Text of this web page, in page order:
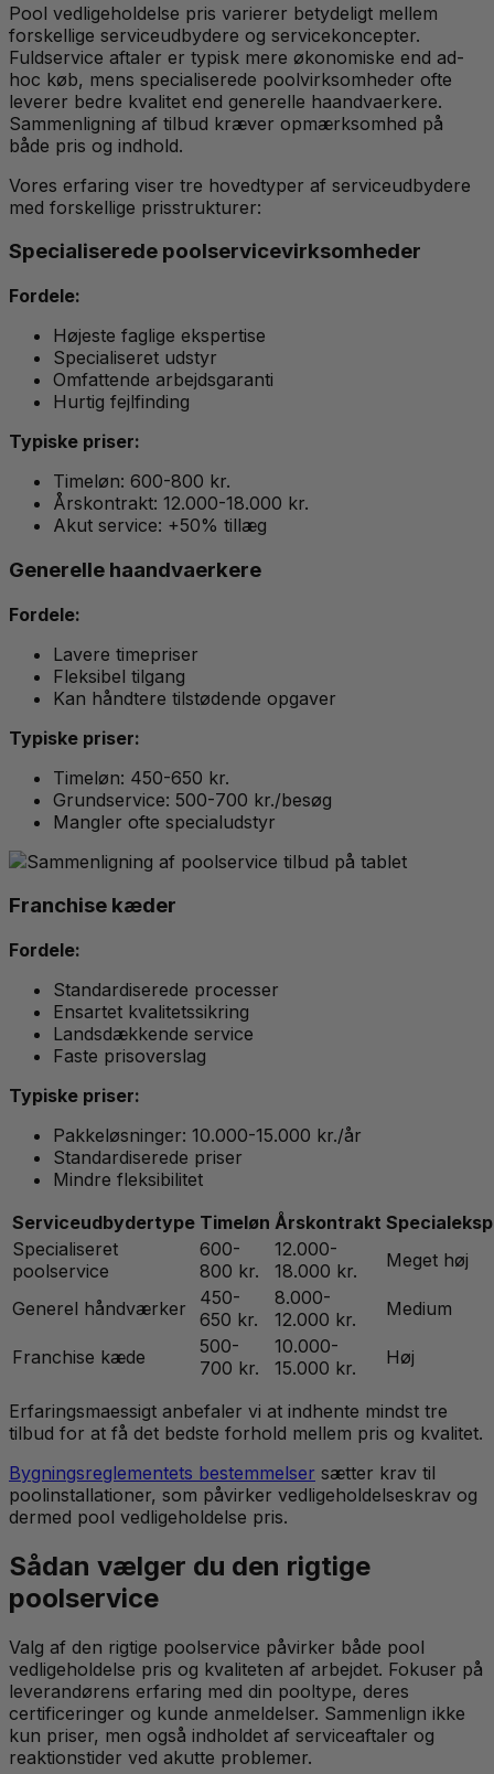
Pool vedligeholdelse pris varierer betydeligt mellem
forskellige serviceudbydere og servicekoncepter.
Fuldservice aftaler er typisk mere økonomiske end ad-
hoc køb, mens specialiserede poolvirksomheder ofte
leverer bedre kvalitet end generelle haandvaerkere.
Sammenligning af tilbud kræver opmærksomhed på
både pris og indhold.
Vores erfaring viser tre hovedtyper af serviceudbydere
med forskellige prisstrukturer:
Specialiserede poolservicevirksomheder
Fordele:
Højeste faglige ekspertise
Specialiseret udstyr
Omfattende arbejdsgaranti
Hurtig fejlfinding
Typiske priser:
Timeløn: 600-800 kr.
Årskontrakt: 12.000-18.000 kr.
Akut service: +50% tillæg
Generelle haandvaerkere
Fordele:
Lavere timepriser
Fleksibel tilgang
Kan håndtere tilstødende opgaver
Typiske priser:
Timeløn: 450-650 kr.
Grundservice: 500-700 kr./besøg
Mangler ofte specialudstyr
Franchise kæder
Fordele:
Standardiserede processer
Ensartet kvalitetssikring
Landsdækkende service
Faste prisoverslag
Typiske priser:
Pakkeløsninger: 10.000-15.000 kr./år
Standardiserede priser
Mindre fleksibilitet
Serviceudbydertype Timeløn Årskontrakt
Specialiseret
poolservice
600-
800 kr.
12.000-
18.000 kr.
Meget høj
Generel håndværker
450-
650 kr.
8.000-
12.000 kr.
Medium
Franchise kæde
500-
700 kr.
10.000-
15.000 kr.
Høj
Erfaringsmaessigt anbefaler vi at indhente mindst tre
tilbud for at få det bedste forhold mellem pris og kvalitet.
Bygningsreglementets bestemmelser sætter krav til
poolinstallationer, som påvirker vedligeholdelseskrav og
dermed pool vedligeholdelse pris.
Sådan vælger du den rigtige
poolservice
Valg af den rigtige poolservice påvirker både pool
vedligeholdelse pris og kvaliteten af arbejdet. Fokuser på
leverandørens erfaring med din pooltype, deres
certificeringer og kunde anmeldelser. Sammenlign ikke
kun priser, men også indholdet af serviceaftaler og
reaktionstider ved akutte problemer.